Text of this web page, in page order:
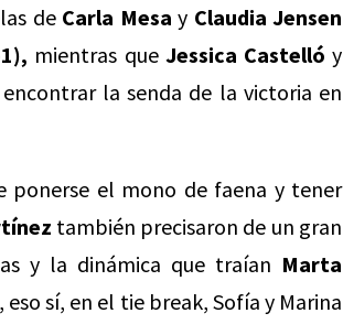
de Carla Mesa y Claudia Jensen
mientras que Jessica Castelló y
la senda de la victoria en
ponerse el mono de faena y tener
también precisaron de un gran
y la dinámica que traían Marta
sí, en el tie break, Sofía y Marina